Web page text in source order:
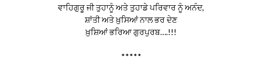
ਵਾਹਿਗੁਰੂ ਜੀ ਤੁਹਾਨੂੰ ਅਤੇ ਤੁਹਾਡੇ ਪਰਿਵਾਰ ਨੂੰ ਅਨੰਦ,
ਸ਼ਾਂਤੀ ਅਤੇ ਖ਼ੁਸਿਆਂ ਨਾਲ ਭਰ ਦੇਣ
ਖ਼ੁਸ਼ਿਆਂ ਭਰਿਆ ਗੁਰਪੁਰਬ….!!!
*****